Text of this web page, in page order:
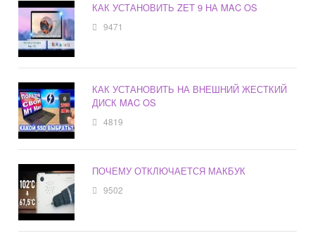
КАК УСТАНОВИТЬ ZET 9 НА MAC OS
9471
КАК УСТАНОВИТЬ НА ВНЕШНИЙ ЖЕСТКИЙ
ДИСК MAC OS
4819
ПОЧЕМУ ОТКЛЮЧАЕТСЯ МАКБУК
9502